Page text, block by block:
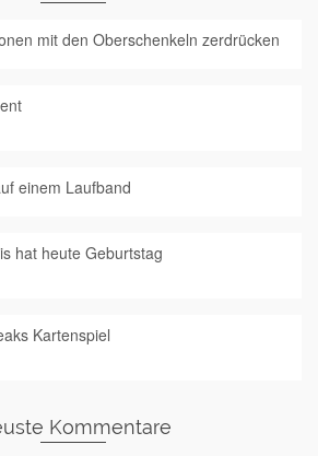
mit den Oberschenkeln zerdrücken
einem Laufband
hat heute Geburtstag
Kartenspiel
Kommentare